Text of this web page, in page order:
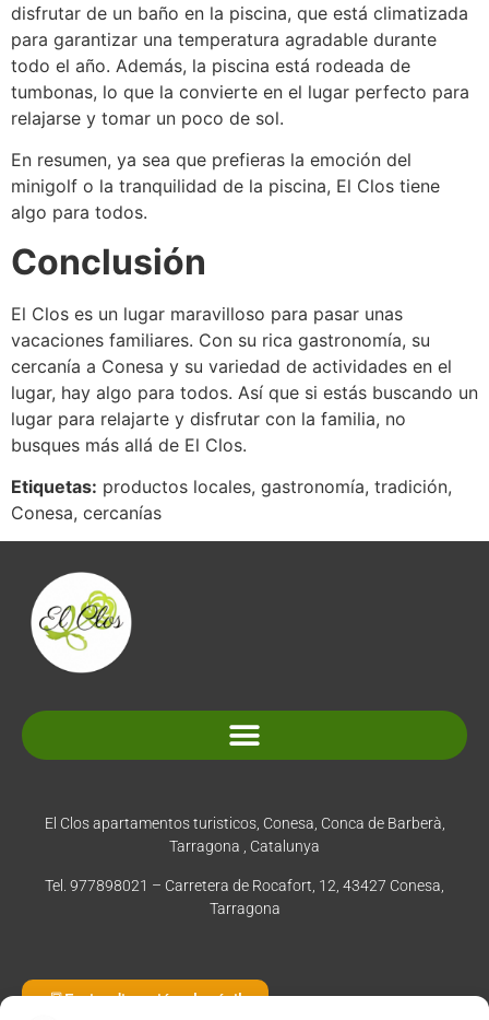
disfrutar de un baño en la piscina, que está climatizada
para garantizar una temperatura agradable durante
todo el año. Además, la piscina está rodeada de
tumbonas, lo que la convierte en el lugar perfecto para
relajarse y tomar un poco de sol.
En resumen, ya sea que prefieras la emoción del
minigolf o la tranquilidad de la piscina, El Clos tiene
algo para todos.
Conclusión
El Clos es un lugar maravilloso para pasar unas
vacaciones familiares. Con su rica gastronomía, su
cercanía a Conesa y su variedad de actividades en el
lugar, hay algo para todos. Así que si estás buscando un
lugar para relajarte y disfrutar con la familia, no
busques más allá de El Clos.
Etiquetas: productos locales, gastronomía, tradición,
Conesa, cercanías
El Clos apartamentos turisticos, Conesa, Conca de Barberà,
Tarragona , Catalunya
Tel. 977898021 – Carretera de Rocafort, 12, 43427 Conesa,
Tarragona
Enviar dirección al móvil